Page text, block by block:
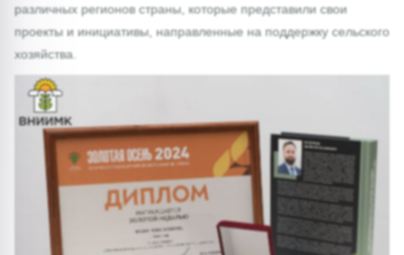
различных регионов страны, которые представили свои
проекты и инициативы, направленные на поддержку сельского
хозяйства.